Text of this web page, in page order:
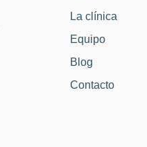
La clínica
Equipo
Blog
Contacto